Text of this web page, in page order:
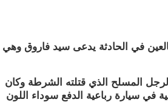
في الحادثة يدعى سيد فاروق وهي
المسلح الذي قتلته الشرطة وكان
في سيارة رباعية الدفع سوداء اللون